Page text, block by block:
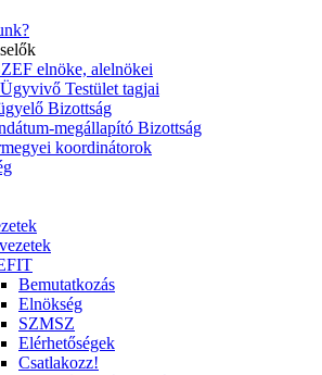
elnöke, alelnökei
Testület tagjai
Bizottság
megállapító Bizottság
koordinátorok
Bemutatkozás
Elnökség
SZMSZ
Elérhetőségek
Csatlakozz!